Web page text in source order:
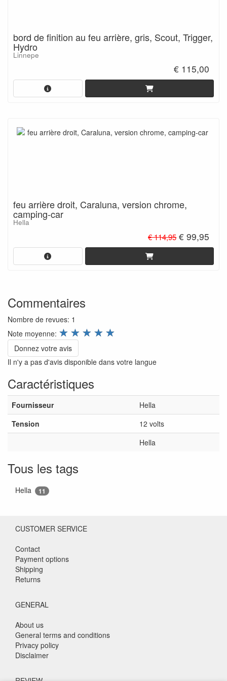
bord de finition au feu arrière, gris, Scout, Trigger,
Hydro
Linnepe
€ 115,00
feu arrière droit, Caraluna, version chrome,
camping-car
Hella
€ 114,95€ 99,95
Commentaires
Nombre de revues: 1
Note moyenne: review.stars ☆
☆
☆
☆
☆
Donnez votre avis
Il n'y a pas d'avis disponible dans votre langue
Caractéristiques
Fournisseur
Hella
Tension
12 volts
Hella
Tous les tags
Hella 11
CUSTOMER SERVICE
Contact
Payment options
Shipping
Returns
GENERAL
About us
General terms and conditions
Privacy policy
Disclaimer